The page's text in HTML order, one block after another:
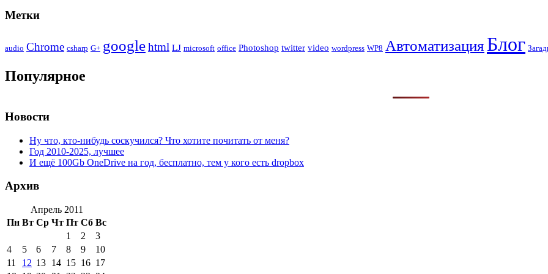
Метки
audio Chrome csharp G+ googlehtml LJ microsoft office Photoshop twitter video wordpress WP8 Автоматизация Блог
Популярное
Новости
Ну что, кто-нибудь соскучился? Что хотите почитать от меня?
Год 2010-2025, лучшее
И ещё 100Gb OneDrive на год, бесплатно, тем у кого есть dropbox
Архив
Апрель 2011
Пн Вт Ср Чт Пт Сб Вс
1
2
3
4
5 6 7 8 9
10
11
12 13 14 15 16 17